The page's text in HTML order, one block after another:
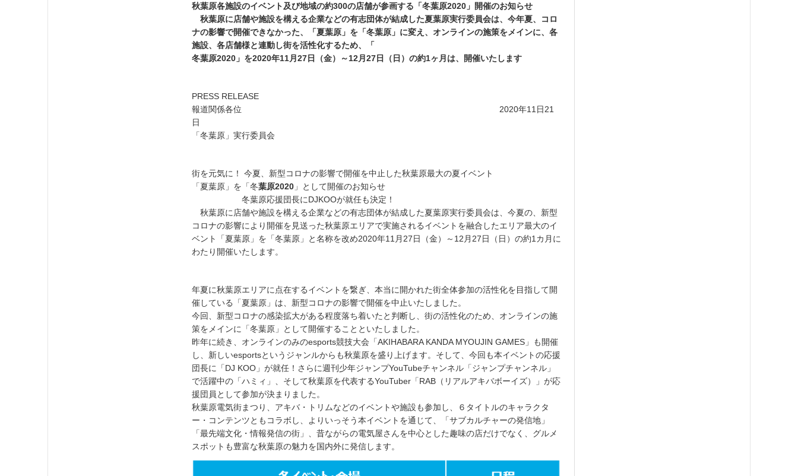
秋葉原各施設のイベント及び地域の約300の店舗が参画する「冬葉原2020」開催のお知らせ
秋葉原に店舗や施設を構える企業などの有志団体が結成した夏葉原実行委員会は、今年夏、コロ
ナの影響で開催できなかった、「夏葉原」を「冬葉原」に変え、オンラインの施策をメインに、各
施設、各店舗様と連動し街を活性化するため、「
冬葉原2020」を2020年11月27日（金）～12月27日（日）の約1ヶ月は、開催いたします
PRESS RELEASE
報道関係各位 2020年11日21
日
「冬葉原」実行委員会
街を元気に！ 今夏、新型コロナの影響で開催を中止した秋葉原最大の夏イベント
「夏葉原」を「冬葉原2020 」として開催のお知らせ
冬葉原応援団長にDJKOOが就任も決定！
秋葉原に店舗や施設を構える企業などの有志団体が結成した夏葉原実行委員会は、今夏の、新型
コロナの影響により開催を見送った秋葉原エリアで実施されるイベントを融合したエリア最大のイ
ベント「夏葉原」を「冬葉原」と名称を改め2020年11月27日（金）～12月27日（日）の約1カ月に
わたり開催いたします。
年夏に秋葉原エリアに点在するイベントを繋ぎ、本当に開かれた街全体参加の活性化を目指して開
催している「夏葉原」は、新型コロナの影響で開催を中止いたしました。
今回、新型コロナの感染拡大がある程度落ち着いたと判断し、街の活性化のため、オンラインの施
策をメインに「冬葉原」として開催することといたしました。
昨年に続き、オンラインのみのesports競技大会「AKIHABARA KANDA MYOUJIN GAMES」も開催
し、新しいesportsというジャンルからも秋葉原を盛り上げます。そして、今回も本イベントの応援
団長に「DJ KOO」が就任！さらに週刊少年ジャンプYouTubeチャンネル「ジャンプチャンネル」
で活躍中の「ハミィ」、そして秋葉原を代表するYouTuber「RAB（リアルアキバボーイズ）」が応
援団員として参加が決まりました。
秋葉原電気街まつり、アキバ・トリムなどのイベントや施設も参加し、６タイトルのキャラクタ
ー・コンテンツともコラボし、よりいっそう本イベントを通じて、「サブカルチャーの発信地」
「最先端文化・情報発信の街」、昔ながらの電気屋さんを中心とした趣味の店だけでなく、グルメ
スポットも豊富な秋葉原の魅力を国内外に発信します。